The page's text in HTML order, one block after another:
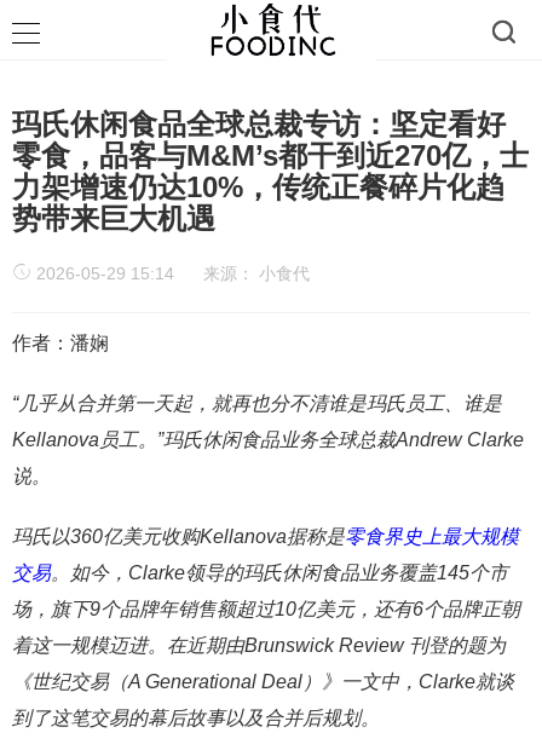
玛氏休闲食品全球总裁专访：坚定看好
零食，品客与M&M’s都干到近270亿，士
力架增速仍达10%，传统正餐碎片化趋
势带来巨大机遇
2026-05-29 15:14 来源： 小食代
作者：潘娴
“几乎从合并第一天起，就再也分不清谁是玛氏员工、谁是
Kellanova 员工。”玛氏休闲食品业务全球总裁Andrew Clarke
说。
玛氏以360亿美元收购Kellanova据称是零食界史上最大规模
交易。如今， Clarke领导的玛氏休闲食品业务覆盖145个市
场，旗下9个品牌年销售额超过10亿美元，还有6个品牌正朝
着这一规模迈进。在近期由Brunswick Review 刊登的题为
《世纪交易（A Generational Deal）》一文中，Clarke就谈
到了这笔交易的幕后故事以及合并后规划。